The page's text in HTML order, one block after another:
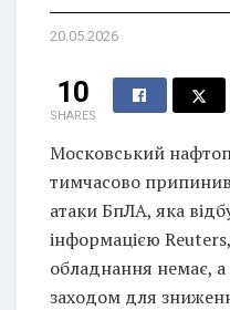
20.05.2026
10
SHARES
Московський
тимчасово
атаки БпЛА, яка
інформацією
обладнання немає,
заходом для